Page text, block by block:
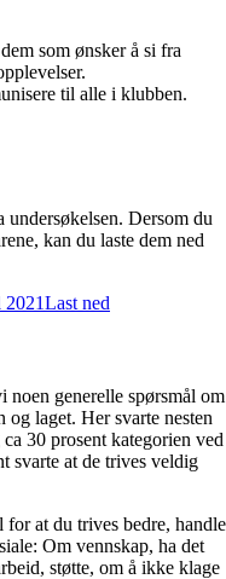
som ønsker å si fra
til alle i klubben.
Dersom du
kan du laste dem ned
Last ned
noen generelle spørsmål om
laget. Her svarte nesten
30 prosent kategorien ved
svarte at de trives veldig
for at du trives bedre,
Om vennskap, ha det
støtte, om å ikke klage